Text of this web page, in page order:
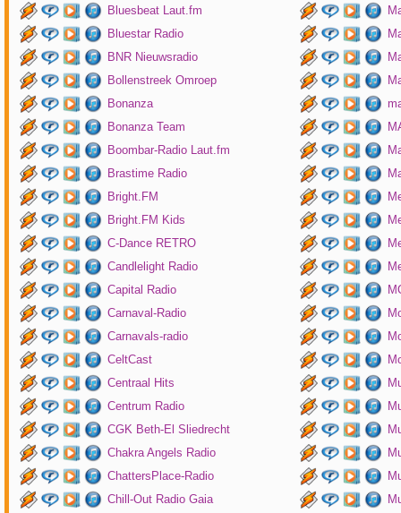
Bluesbeat Laut.fm
Bluestar Radio
BNR Nieuwsradio
Bollenstreek Omroep
Bonanza
Bonanza Team
Boombar-Radio Laut.fm
Brastime Radio
Bright.FM
Bright.FM Kids
C-Dance RETRO
Candlelight Radio
Capital Radio
Carnaval-Radio
Carnavals-radio
CeltCast
Centraal Hits
Centrum Radio
CGK Beth-El Sliedrecht
Chakra Angels Radio
ChattersPlace-Radio
Chill-Out Radio Gaia